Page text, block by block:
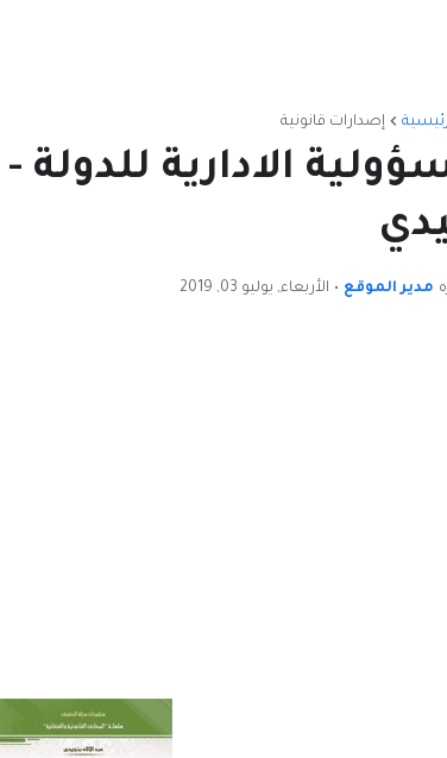
إصدارات قانونية
الادارية للدولة
مدير الموقع • الأربعاء, يوليو 03, 2019